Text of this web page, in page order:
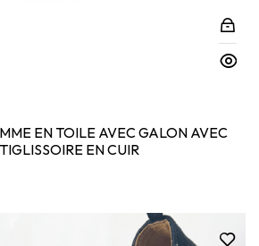
EN TOILE AVEC GALON AVEC
EN CUIR